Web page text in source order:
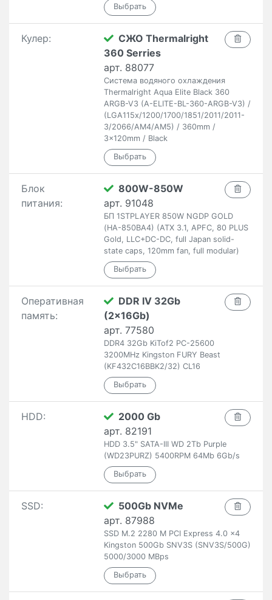
Кулер:
СЖО Thermalright
360 Serries
арт. 88077
Система водяного охлаждения
Thermalright Aqua Elite Black 360
ARGB-V3 (A-ELITE-BL-360-ARGB-V3) /
(LGA115x/1200/1700/1851/2011/2011-
3/2066/AM4/AM5) / 360mm /
3x120mm / Black
Блок
питания:
800W-850W
арт. 91048
БП 1STPLAYER 850W NGDP GOLD
(HA-850BA4) (ATX 3.1, APFC, 80 PLUS
Gold, LLC+DC-DC, full Japan solid-
state caps, 120mm fan, full modular)
Оперативная
память:
DDR IV 32Gb
(2x16Gb)
арт. 77580
DDR4 32Gb KiTof2 PC-25600
3200MHz Kingston FURY Beast
(KF432C16BBK2/32) CL16
HDD:
2000 Gb
арт. 82191
HDD 3.5" SATA-III WD 2Tb Purple
(WD23PURZ) 5400RPM 64Mb 6Gb/s
SSD:
500Gb NVMe
арт. 87988
SSD M.2 2280 M PCI Express 4.0 x4
Kingston 500Gb SNV3S (SNV3S/500G)
5000/3000 MBps